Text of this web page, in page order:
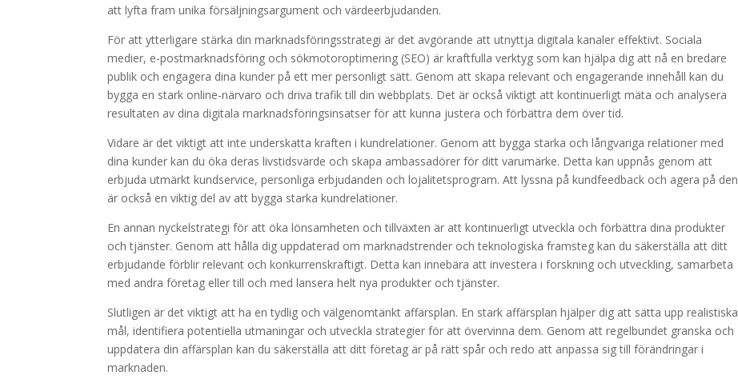
att lyfta fram unika försäljningsargument och värdeerbjudanden.
För att ytterligare stärka din marknadsföringsstrategi är det avgörande att utnyttja digitala kanaler effektivt. Sociala
medier, e-postmarknadsföring och sökmotoroptimering (SEO) är kraftfulla verktyg som kan hjälpa dig att nå en bredare
publik och engagera dina kunder på ett mer personligt sätt. Genom att skapa relevant och engagerande innehåll kan du
bygga en stark online-närvaro och driva trafik till din webbplats. Det är också viktigt att kontinuerligt mäta och analysera
resultaten av dina digitala marknadsföringsinsatser för att kunna justera och förbättra dem över tid.
Vidare är det viktigt att inte underskatta kraften i kundrelationer. Genom att bygga starka och långvariga relationer med
dina kunder kan du öka deras livstidsvärde och skapa ambassadörer för ditt varumärke. Detta kan uppnås genom att
erbjuda utmärkt kundservice, personliga erbjudanden och lojalitetsprogram. Att lyssna på kundfeedback och agera på den
är också en viktig del av att bygga starka kundrelationer.
En annan nyckelstrategi för att öka lönsamheten och tillväxten är att kontinuerligt utveckla och förbättra dina produkter
och tjänster. Genom att hålla dig uppdaterad om marknadstrender och teknologiska framsteg kan du säkerställa att ditt
erbjudande förblir relevant och konkurrenskraftigt. Detta kan innebära att investera i forskning och utveckling, samarbeta
med andra företag eller till och med lansera helt nya produkter och tjänster.
Slutligen är det viktigt att ha en tydlig och välgenomtänkt affärsplan. En stark affärsplan hjälper dig att sätta upp realistiska
mål, identifiera potentiella utmaningar och utveckla strategier för att övervinna dem. Genom att regelbundet granska och
uppdatera din affärsplan kan du säkerställa att ditt företag är på rätt spår och redo att anpassa sig till förändringar i
marknaden.